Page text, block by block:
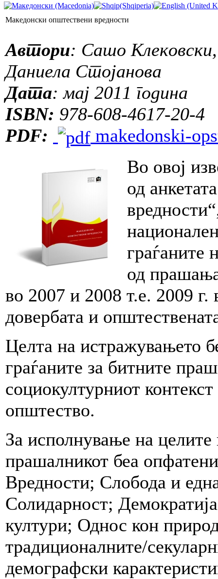
Македонски општествени вредности
Автори: Сашо
Даниела Стојанова
Дата: мај 2011 година
ISBN: 978-608-4617-20-4
PDF:
makedonski-
Во овој
од
граѓаните
од
во 2007 и 2008 т.е. 2009 г.
довербата и
Целта на истражувањето
граѓаните за битните
социокултурниот
општество.
За исполнување на
прашалникот беа
Вредности; Слобода и
Солидарност;
култури; Однос кон
традиционалните/
демографски